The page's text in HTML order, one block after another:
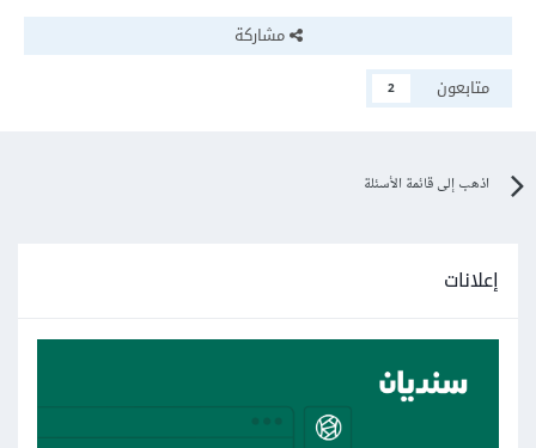
مشاركة
متابعون
2
اذهب إلى قائمة الأسئلة
إعلانات